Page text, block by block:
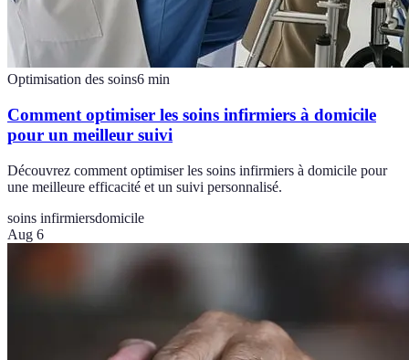
Optimisation des soins6 min
Comment optimiser les soins infirmiers à domicile
pour un meilleur suivi
Découvrez comment optimiser les soins infirmiers à domicile pour
une meilleure efficacité et un suivi personnalisé.
soins infirmiersdomicile
Aug 6